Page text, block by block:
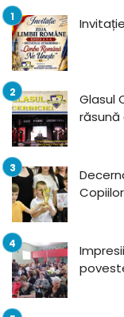
Glasul
răsună